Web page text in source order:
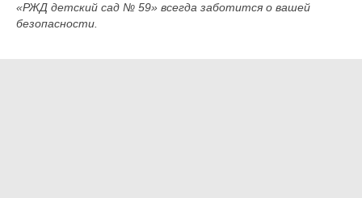
«РЖД детский сад № 59» всегда заботится о вашей
безопасности.